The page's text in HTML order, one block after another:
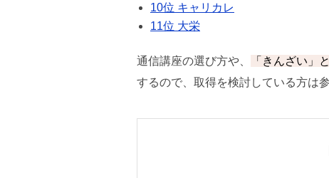
10位 キャリカレ
11位 大栄
通信講座の選び方や、
「きんざい」
するので、取得を検討している方は